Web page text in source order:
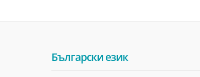
Български език